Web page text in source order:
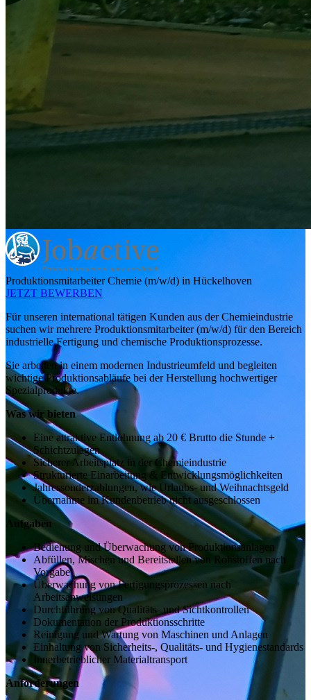
Produktionsmitarbeiter Chemie (m/w/d) in Hückelhoven
JETZT BEWERBEN
Für unseren international tätigen Kunden aus der Chemieindustrie
suchen wir mehrere Produktionsmitarbeiter (m/w/d) für den Bereich
industrielle Fertigung und chemische Produktionsprozesse.
Sie arbeiten in einem modernen Industrieumfeld und begleiten
wichtige Produktionsabläufe bei der Herstellung hochwertiger
Spezialprodukte.
Was wir bieten
Eine attraktive Entlohnung ab 20 € Brutto die Stunde +
Schichtzulagen
Sicherer Arbeitsplatz in der Chemieindustrie
Strukturierte Einarbeitung & Entwicklungsmöglichkeiten
Jahressonderzahlungen, wie Urlaubs- und Weihnachtsgeld
Übernahme im Kundenbetrieb nicht ausgeschlossen
Aufgaben
Bedienung und Überwachung von Produktionsanlagen
Abfüllen, Mischen und Bereitstellen von Rohstoffen nach
Vorgabe
Überwachung von Fertigungsprozessen nach
Arbeitsanweisungen
Durchführung von Qualitäts- und Sichtkontrollen
Dokumentation der Produktionsschritte
Reinigung und Wartung von Maschinen und Anlagen
Einhaltung von Sicherheits-, Qualitäts- und Hygienestandards
Innerbetrieblicher Materialtransport
Anforderungen